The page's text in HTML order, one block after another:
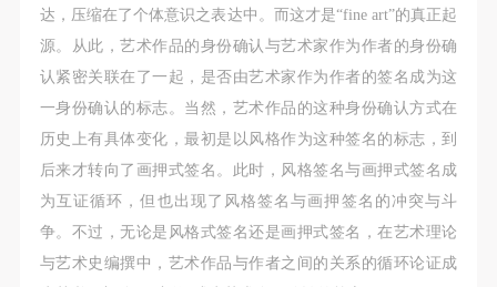
达，压缩在了个体意识之表达中。而这才是“fine art”的真正起
源。从此，艺术作品的身份确认与艺术家作为作者的身份确
认紧密关联在了一起，是否由艺术家作为作者的签名成为这
一身份确认的标志。当然，艺术作品的这种身份确认方式在
历史上有具体变化，最初是以风格作为这种签名的标志，到
后来才转向了画押式签名。此时，风格签名与画押式签名成
为互证循环，但也出现了风格签名与画押签名的冲突与斗
争。不过，无论是风格式签名还是画押式签名，在艺术理论
与艺术史编撰中，艺术作品与作者之间的关系的循环论证成
适用地域范围包括国内和国外。
使用肖像的媒介限于不损害甲方肖像权的任何媒介
（如杂志、网络等）。
三、肖像权使用期限
永久使用。
四、许可使用费用
带有甲方肖像作品的拍摄费用由乙方承担。
乙方于拍摄完带有甲方肖像的作品无需支付甲方任何
费用。
适用地域范围包括国内和国外。
使用肖像的媒介限于不损害甲方肖像权的任何媒介
（如杂志、网络等）。
三、肖像权使用期限
永久使用。
四、许可使用费用
带有甲方肖像作品的拍摄费用由乙方承担。
乙方于拍摄完带有甲方肖像的作品无需支付甲方任何
费用。
适用地域范围包括国内和国外。
使用肖像的媒介限于不损害甲方肖像权的任何媒介
（如杂志、网络等）。
三、肖像权使用期限
永久使用。
四、许可使用费用
带有甲方肖像作品的拍摄费用由乙方承担。
乙方于拍摄完带有甲方肖像的作品无需支付甲方任何
费用。